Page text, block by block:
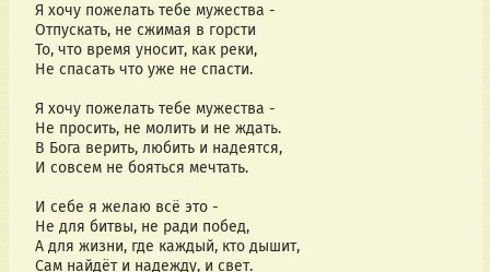
Я хочу пожелать тебе мужества -
Отпускать, не сжимая в горсти
То, что время уносит, как реки,
Не спасать что уже не спасти.
Я хочу пожелать тебе мужества -
Не просить, не молить и не ждать.
В Бога верить, любить и надеятся,
И совсем не бояться мечтать.
И себе я желаю всё это -
Не для битвы, не ради побед,
А для жизни, где каждый, кто дышит,
Сам найдёт и надежду, и свет.